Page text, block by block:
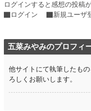
月間ポイント 168 pt (54,960 位)
累計ポイント 964 pt (197,838
ログインすると感想の投稿
ログイン
新規ユーザ
五菜みやみのプロフィ
他サイトにて執筆したも
ろしくお願いします。